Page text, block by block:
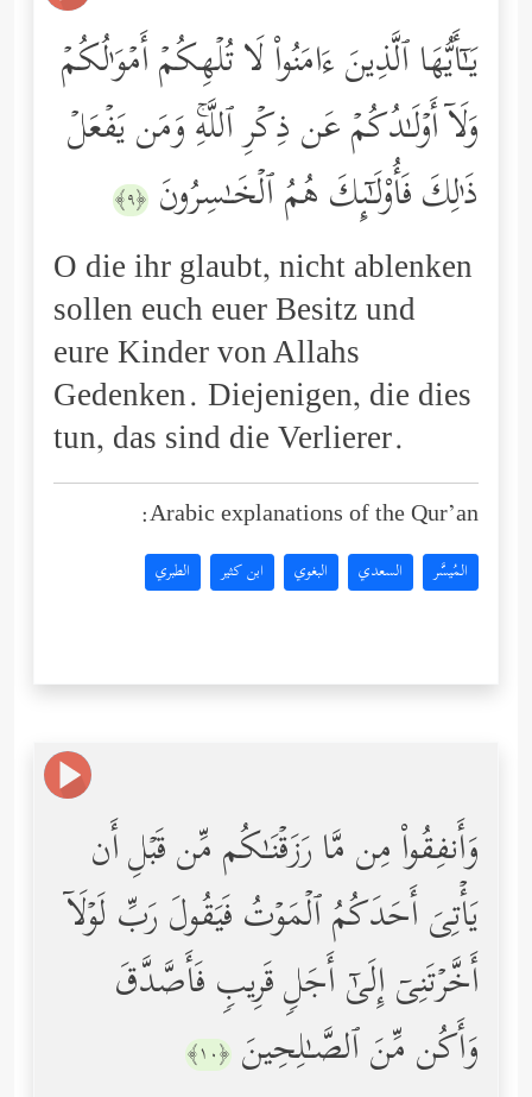
یَـٰۤأَیُّهَا ٱلَّذِینَ ءَامَنُواْ لَا تُلۡهِكُمۡ أَمۡوَ ٰ⁠لُكُمۡ
وَلَاۤ أَوۡلَـٰدُكُمۡ عَن ذِكۡرِ ٱللَّهِۚ وَمَن یَفۡعَلۡ
ذَ ٰ⁠لِكَ فَأُوْلَـٰۤىِٕكَ هُمُ ٱلۡخَـٰسِرُونَ ﴿٩﴾
O die ihr glaubt, nicht ablenken
sollen euch euer Besitz und
eure Kinder von Allahs
Gedenken. Diejenigen, die dies
tun, das sind die Verlierer.
Arabic explanations of the Qur’an:
المُيسَّر السعدي البغوي ابن كثير الطبري
وَأَنفِقُواْ مِن مَّا رَزَقۡنَـٰكُم مِّن قَبۡلِ أَن
یَأۡتِیَ أَحَدَكُمُ ٱلۡمَوۡتُ فَیَقُولَ رَبِّ لَوۡلَاۤ
أَخَّرۡتَنِیۤ إِلَىٰۤ أَجَلࣲ قَرِیبࣲ فَأَصَّدَّقَ
وَأَكُن مِّنَ ٱلصَّـٰلِحِینَ ﴿١٠﴾